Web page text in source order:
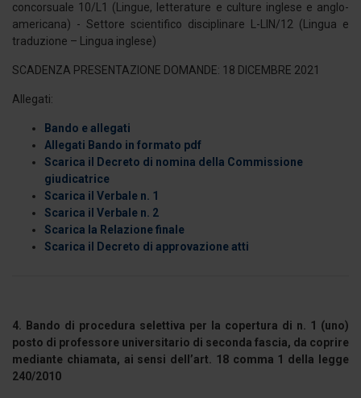
concorsuale 10/L1 (Lingue, letterature e culture inglese e anglo-
americana) - Settore scientifico disciplinare L-LIN/12 (Lingua e
traduzione – Lingua inglese)
SCADENZA PRESENTAZIONE DOMANDE: 18 DICEMBRE 2021
Allegati:
Bando e allegati
Allegati Bando in formato pdf
Scarica il Decreto di nomina della Commissione
giudicatrice
Scarica il Verbale n. 1
Scarica il Verbale n. 2
Scarica la Relazione finale
Scarica il Decreto di approvazione atti
4. Bando di procedura selettiva per la copertura di n. 1 (uno)
posto di professore universitario di seconda fascia, da coprire
mediante chiamata, ai sensi dell’art. 18 comma 1 della legge
240/2010